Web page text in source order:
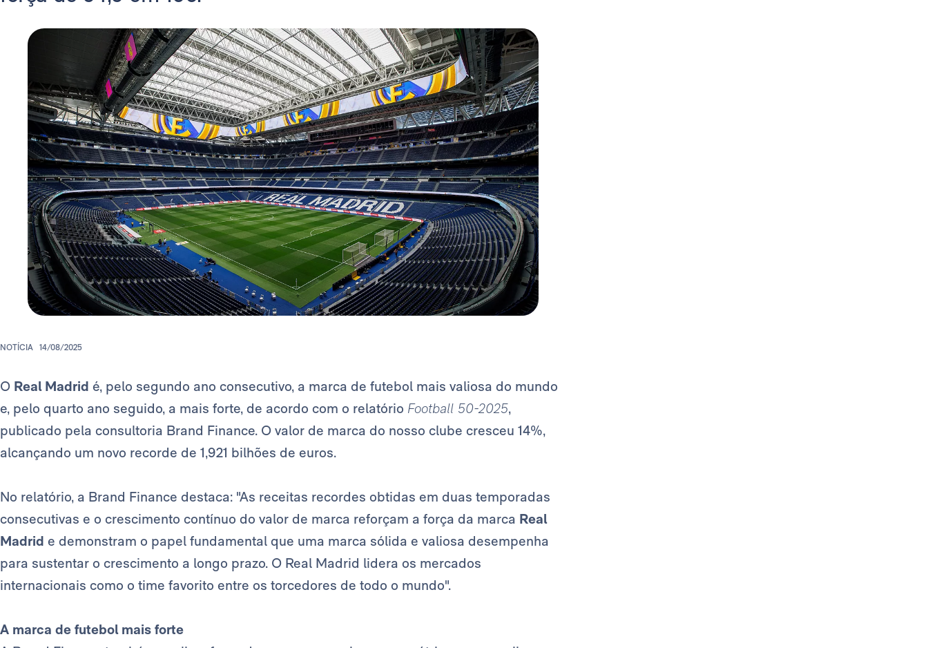
NOTÍCIA 14/08/2025
O Real Madrid é, pelo segundo ano consecutivo, a marca de futebol mais valiosa do mundo
e, pelo quarto ano seguido, a mais forte, de acordo com o relatório Football 50-2025,
publicado pela consultoria Brand Finance. O valor de marca do nosso clube cresceu 14%,
alcançando um novo recorde de 1,921 bilhões de euros.
No relatório, a Brand Finance destaca: "As receitas recordes obtidas em duas temporadas
consecutivas e o crescimento contínuo do valor de marca reforçam a força da marca Real
Madrid e demonstram o papel fundamental que uma marca sólida e valiosa desempenha
para sustentar o crescimento a longo prazo. O Real Madrid lidera os mercados
internacionais como o time favorito entre os torcedores de todo o mundo".
A marca de futebol mais forte